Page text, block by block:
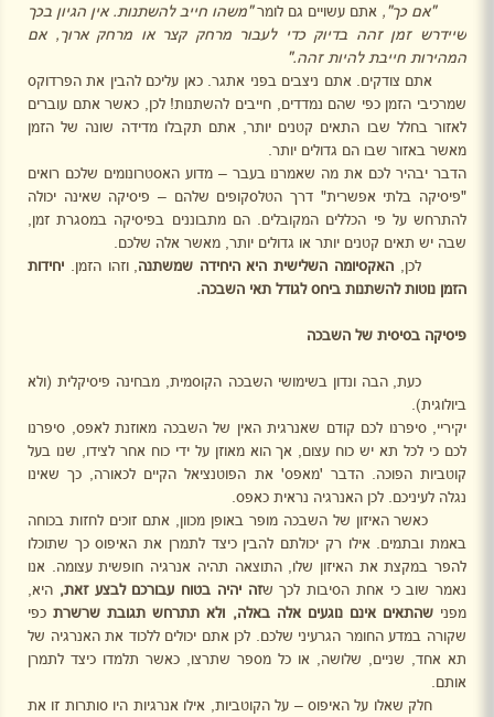
"אם כך", אתם עשויים גם לומר "משהו חייב להשתנות. אין הגיון בכך
שיידרש זמן זהה בדיוק כדי
לעבור מרחק קצר או מרחק ארוך, אם
המהירות חייבת להיות זהה."
אתם צודקים. אתם ניצבים בפני אתגר. כאן עליכם להבין את הפרדוקס
שמרכיבי הזמן כפי שהם נמדדים, חייבים להשתנות! לכן, כאשר אתם עוברים
לאזור בחלל שבו התאים קטנים יותר, אתם תקבלו מדידה שונה של הזמן
מאשר באזור שבו הם גדולים יותר.
הדבר יבהיר לכם את מה שאמרנו בעבר – מדוע האסטרונומים שלכם רואים
"פיסיקה בלתי אפשרית" דרך הטלסקופים שלהם – פיסיקה שאינה יכולה
להתרחש על פי הכללים המקובלים. הם מתבוננים בפיסיקה במסגרת זמן,
שבה יש תאים קטנים יותר או גדולים יותר, מאשר אלה שלכם.
לכן, האקסיומה השלישית היא היחידה שמשתנה , וזהו הזמן. יחידות
הזמן נוטות להשתנות ביחס לגודל תאי השבכה.
פיסיקה בסיסית של השבכה
כעת, הבה ונדון בשימושי השבכה הקוסמית, מבחינה פיסיקלית (ולא
ביולוגית).
יקיריי, סיפרנו לכם קודם שאנרגית האין של השבכה מאוזנת לאפס, סיפרנו
לכם כי לכל תא יש כוח עצום, אך הוא מאוזן על ידי כוח אחר לצידו, שנו בעל
קוטביות הפוכה. הדבר 'מאפס' את הפוטנציאל הקיים לכאורה, כך שאינו
נגלה לעיניכם. לכן האנרגיה נראית כאפס.
כאשר האיזון של השבכה מופר באופן מכוון, אתם זוכים לחזות בכוחה
באמת ובתמים. אילו רק יכולתם להבין כיצד לתמרן את האיפוס כך שתוכלו
להפר במקצת את האיזון שלו, התוצאה תהיה אנרגיה חופשית עצומה.
אנו
נאמר שוב כי אחת הסיבות לכך שזה יהיה בטוח עבורכם לבצע זאת, היא,
מפני שהתאים אינם נוגעים אלה באלה, ולא תתרחש תגובת שרשרת כפי
שקורה במדע החומר הגרעיני שלכם. לכן אתם יכולים ללכוד את האנרגיה של
תא אחד, שניים, שלושה, או כל מספר שתרצו, כאשר תלמדו כיצד לתמרן
אותם.
חלק שאלו על האיפוס – על הקוטביות, אילו אנרגיות היו סותרות זו את